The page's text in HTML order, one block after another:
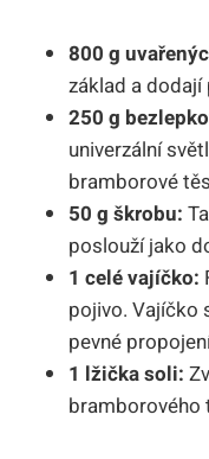
800 g
základ a
250 g
univerzální
bramborové
50 g škrobu:
poslouží jako
1 celé vajíčko:
pojivo. Vajíčko
pevné
1 lžička soli:
bramborového